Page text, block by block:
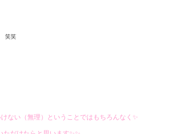
笑笑
ない（無理）ということではもちろんなく✨